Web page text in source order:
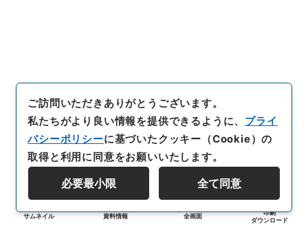
サムネイル 資料情報 全画面
印刷
ダウンロード
ご訪問いただきありがとうございます。
私たちがより良い情報を提供できるように、 プライ
バシーポリシーに基づいたクッキー（Cookie）の
取得と利用に同意をお願いいたします。
必要最小限 全て同意